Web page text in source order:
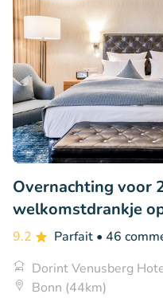
Overnachting voor
welkomstdrankje
9.2 Parfait • 46
Dorint Venusberg
Bonn (44km)